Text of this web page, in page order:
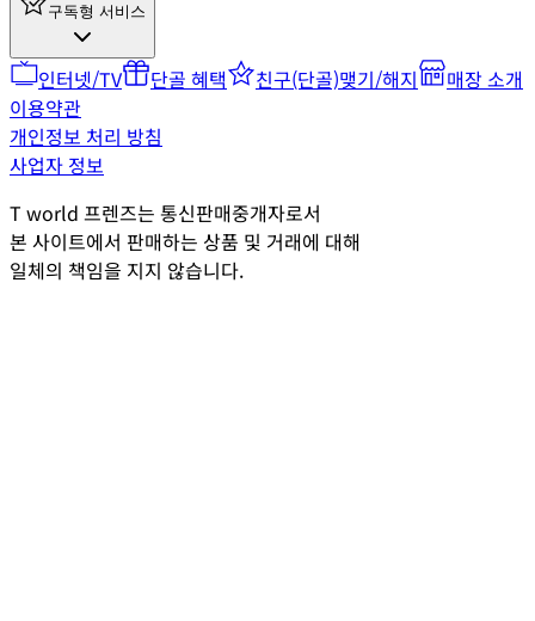
구독형 서비스
인터넷/TV 단골 혜택 친구(단골)맺기/해지
매장 소개
이용약관
개인정보 처리 방침
사업자 정보
T world 프렌즈는 통신판매중개자로서
본 사이트에서 판매하는 상품 및 거래에 대해
일체의 책임을 지지 않습니다.